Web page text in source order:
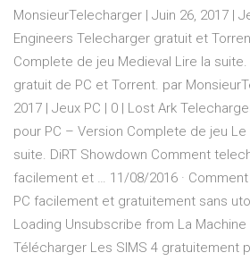
MonsieurTelecharger | Juin 26, 2017 |
Engineers Telecharger gratuit et
Complete de jeu Medieval Lire la
gratuit de PC et Torrent. par
2017 | Jeux PC | 0 | Lost Ark
pour PC – Version Complete de jeu Le
suite. DiRT Showdown Comment
facilement et … 11/08/2016 ·
PC facilement et gratuitement sans
Loading Unsubscribe from La Machine
Télécharger Les SIMS 4 gratuitement